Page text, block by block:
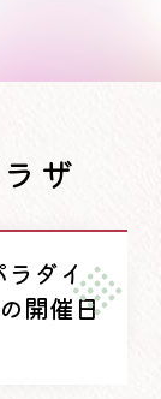
ザ
ラダイ
開催日